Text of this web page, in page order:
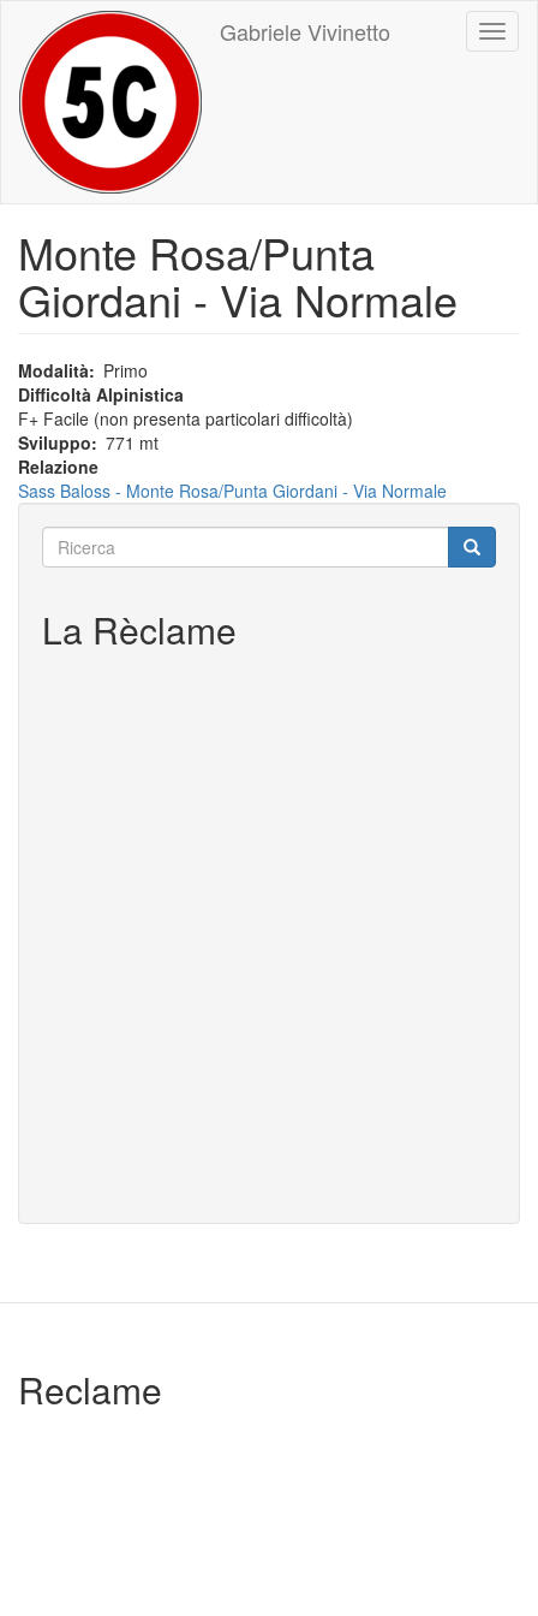
contenuto
principale
Gabriele Vivinetto
Monte Rosa/Punta
Giordani - Via Normale
Modalità
Primo
Difficoltà Alpinistica
F+ Facile (non presenta particolari difficoltà)
Sviluppo
771 mt
Relazione
Sass Baloss - Monte Rosa/Punta Giordani - Via Normale
Ricerca
Ricerca Ricerca
La Rèclame
Reclame